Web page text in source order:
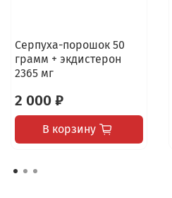
Серпуха-порошок 50
грамм + экдистерон
2365 мг
2 000 ₽
В корзину